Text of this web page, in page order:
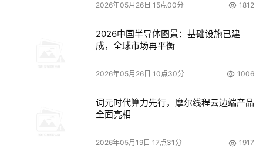
2026年05月26日 15点00分 1812
2026中国半导体图景：基础设施已建
成，全球市场再平衡
2026年05月26日 10点30分 1006
词元时代算力先行，摩尔线程云边端产品
全面亮相
2026年05月19日 17点31分 1917